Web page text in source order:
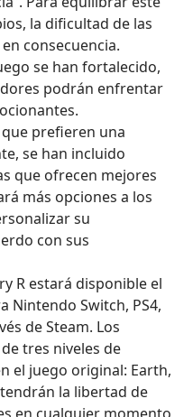
la dificultad de las
consecuencia.
se han fortalecido,
podrán enfrentar
prefieren una
se han incluido
que ofrecen mejores
más opciones a los
su
con sus
R estará disponible el
Nintendo Switch, PS4,
de Steam. Los
tres niveles de
el juego original: Earth,
la libertad de